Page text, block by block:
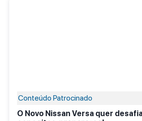
Conteúdo Patrocinado
O Novo Nissan Versa quer